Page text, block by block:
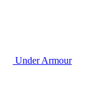
Under Armour